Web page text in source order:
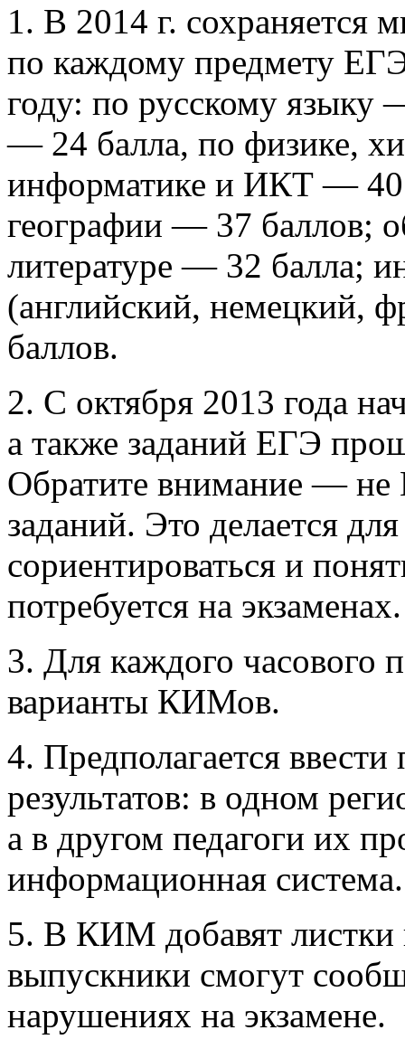
1. В 2014 г. сохраняется
по каждому предмету
году: по русскому языку
— 24 балла, по физике,
информатике и ИКТ — 40
географии — 37 баллов;
литературе — 32 балла;
(английский, немецкий,
баллов.
2. С октября 2013 года
а также заданий ЕГЭ
Обратите внимание —
заданий. Это делается
сориентироваться и
потребуется на экзаменах.
3. Для каждого часового
варианты КИМов.
4. Предполагается
результатов: в одном
а в другом педагоги их
информационная система.
5. В КИМ добавят
выпускники смогут
нарушениях на экзамене.